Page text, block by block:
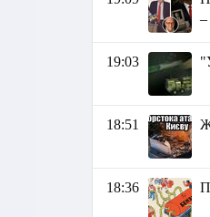
19:03
18:51
18:36